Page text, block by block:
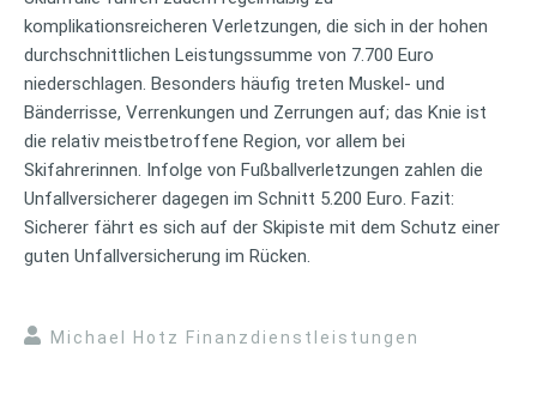
komplikationsreicheren Verletzungen, die sich in der hohen
durchschnittlichen Leistungssumme von 7.700 Euro
niederschlagen. Besonders häufig treten Muskel- und
Bänderrisse, Verrenkungen und Zerrungen auf; das Knie ist
die relativ meistbetroffene Region, vor allem bei
Skifahrerinnen. Infolge von Fußballverletzungen zahlen die
Unfallversicherer dagegen im Schnitt 5.200 Euro. Fazit:
Sicherer fährt es sich auf der Skipiste mit dem Schutz einer
guten Unfallversicherung im Rücken.
Michael Hotz Finanzdienstleistungen